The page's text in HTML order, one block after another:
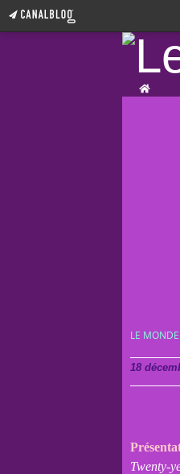
Home
LE
18
Twenty-